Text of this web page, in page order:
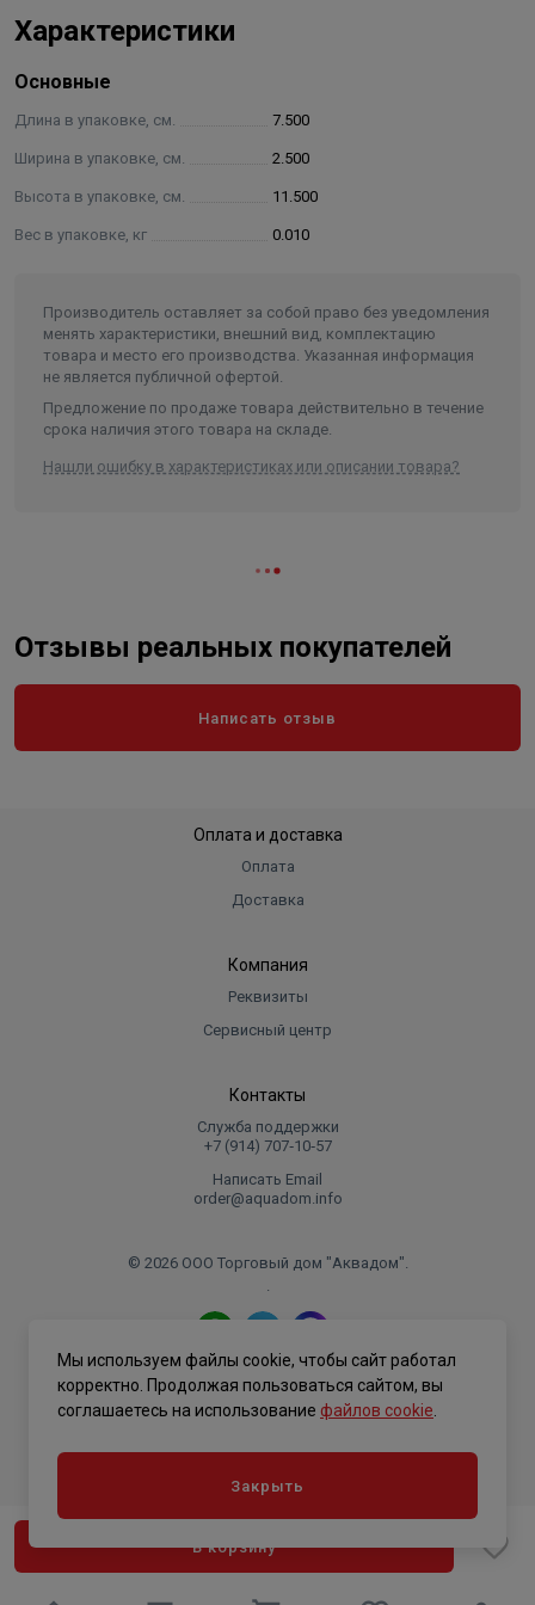
В корзину
Характеристики
Основные
Длина в упаковке, см. 7.500
Ширина в упаковке, см. 2.500
Высота в упаковке, см. 11.500
Вес в упаковке, кг 0.010
Производитель оставляет за собой право без уведомления
менять характеристики, внешний вид, комплектацию
товара и место его производства. Указанная информация
не является публичной офертой.
Предложение по продаже товара действительно в течение
срока наличия этого товара на складе.
Нашли ошибку в характеристиках или описании товара?
Отзывы реальных покупателей
Написать отзыв
Оплата и доставка
Оплата
Доставка
Компания
Реквизиты
Сервисный центр
Контакты
Служба поддержки
+7 (914) 707‑10‑57
Написать Email
order@aquadom.info
© 2026 ООО Торговый дом "Аквадом".
.
Политика конфиденциальности
Мы используем файлы cookie, чтобы сайт работал
корректно. Продолжая пользоваться сайтом, вы
соглашаетесь на использование файлов cookie
Закрыть